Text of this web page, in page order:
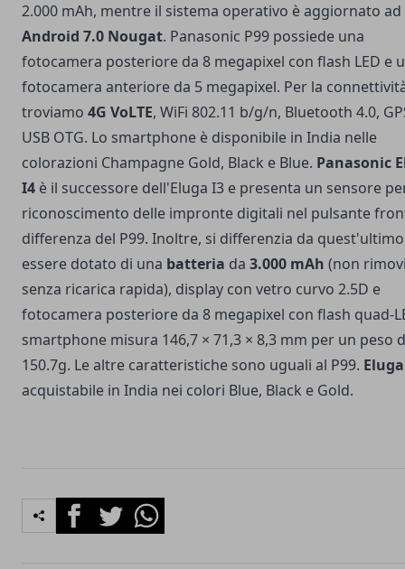
2.000 mAh, mentre il sistema operativo è aggiornato ad
Android 7.0 Nougat. Panasonic P99 possiede una
fotocamera posteriore da 8 megapixel con flash LED e
fotocamera anteriore da 5 megapixel. Per la
troviamo 4G VoLTE, WiFi 802.11 b/g/n, Bluetooth 4.0,
USB OTG. Lo smartphone è disponibile in India nelle
colorazioni Champagne Gold, Black e Blue. Panasonic
I4 è il successore dell'Eluga I3 e presenta un sensore
riconoscimento delle impronte digitali nel pulsante
differenza del P99. Inoltre, si differenzia da
essere dotato di una batteria da 3.000 mAh (non
senza ricarica rapida), display con vetro curvo 2.5D e
fotocamera posteriore da 8 megapixel con flash quad-
smartphone misura 146,7 × 71,3 × 8,3 mm per un peso
150.7g. Le altre caratteristiche sono uguali al P99.
acquistabile in India nei colori Blue, Black e Gold.
FacebookTwitterWhatsapp